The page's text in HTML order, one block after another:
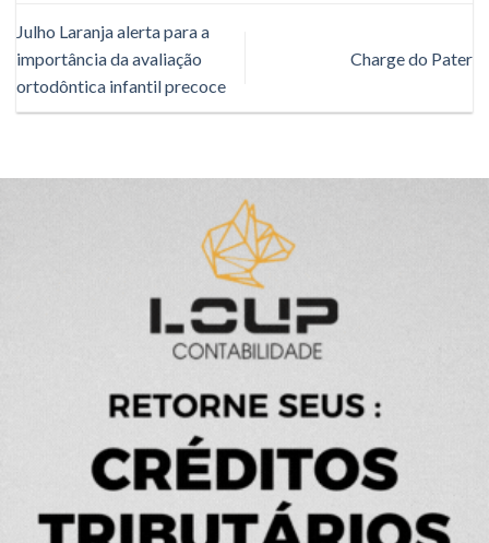
Julho Laranja alerta para a
importância da avaliação
ortodôntica infantil precoce
Charge do Pater